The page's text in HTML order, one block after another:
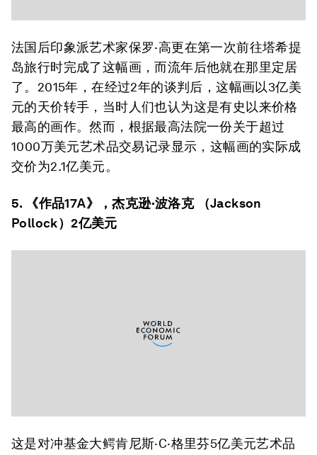
法国后印象派艺术家保罗·高更在第一次前往塔希提
岛旅行时完成了这幅画，而流年后他就在那里定居
了。2015年，在经过2年的谈判后，这幅画以3亿美
元的天价转手，当时人们也认为这是有史以来价格
最高的画作。然而，根据最高法院一份关于超过
1000万美元艺术品交易记录显示，这幅画的实际成
交价为2.1亿美元。
5. 《作品17A》，杰克逊·波洛克 （Jackson
Pollock）2亿美元
这是对冲基金大鳄肯尼斯·C·格里芬5亿美元艺术品